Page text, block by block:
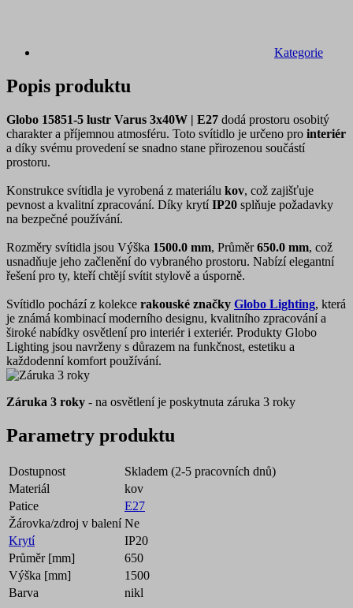
Kategorie
Popis produktu
Globo 15851-5 lustr Varus 3x40W | E27 dodá prostoru osobitý
charakter a příjemnou atmosféru. Toto svítidlo je určeno pro interiér
a díky svému provedení se snadno stane přirozenou součástí
prostoru.
Konstrukce svítidla je vyrobená z materiálu kov, což zajišťuje
pevnost a kvalitní zpracování. Díky krytíIP20 splňuje požadavky
na bezpečné používání.
Rozměry svítidla jsou Výška 1500.0 mm, Průměr650.0 mm, což
usnadňuje jeho začlenění do vybraného prostoru. Nabízí elegantní
řešení pro ty, kteří chtějí svítit stylově a úsporně.
Svítidlo pochází z kolekce rakouské značky Globo Lighting, která
je známá kombinací moderního designu, kvalitního zpracování a
široké nabídky osvětlení pro interiér i exteriér. Produkty Globo
Lighting jsou navrženy s důrazem na funkčnost, estetiku a
každodenní komfort používání.
Záruka 3 roky - na osvětlení je poskytnuta záruka 3 roky
Parametry produktu
Dostupnost
Skladem (2-5 pracovních dnů)
Materiál
kov
Patice
E27
Žárovka/zdroj v balení Ne
Krytí
IP20
Průměr [mm]
650
Výška [mm]
1500
Barva
nikl